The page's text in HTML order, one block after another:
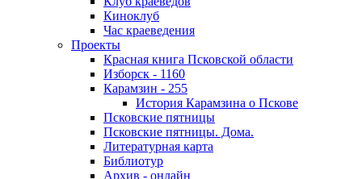
Киноклуб
Час краеведения
Проекты
Красная книга Псковской области
Изборск - 1160
Карамзин - 255
История Карамзина о Пскове
Псковские пятницы
Псковские пятницы. Дома.
Литературная карта
Библиотур
Архив - онлайн